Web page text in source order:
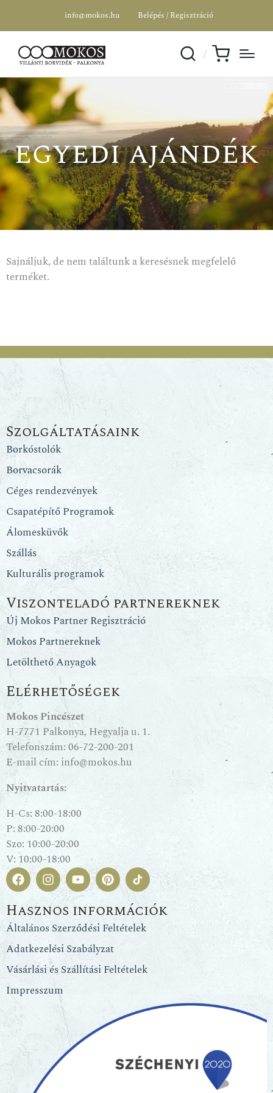
info@mokos.hu Belépés / Regisztráció
egyedi ajándék
Sajnáljuk, de nem találtunk a keresésnek megfelelő
terméket.
Szolgáltatásaink
Borkóstolók
Borvacsorák
Céges rendezvények
Csapatépítő Programok
Álomesküvők
Szállás
Kulturális programok
Viszonteladó partnereknek
Új Mokos Partner Regisztráció
Mokos Partnereknek
Letölthető Anyagok
Elérhetőségek
Mokos Pincészet
H-7771 Palkonya, Hegyalja u. 1.
Telefonszám:06-72-200-201
E-mail cím: info@mokos.hu
Nyitvatartás:
H-Cs: 8:00-18:00
P: 8:00-20:00
Szo: 10:00-20:00
V: 10:00-18:00
Hasznos információk
Általános Szerződési Feltételek
Adatkezelési Szabályzat
Vásárlási és Szállítási Feltételek
Impresszum